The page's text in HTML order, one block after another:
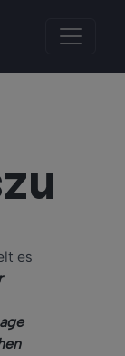
es